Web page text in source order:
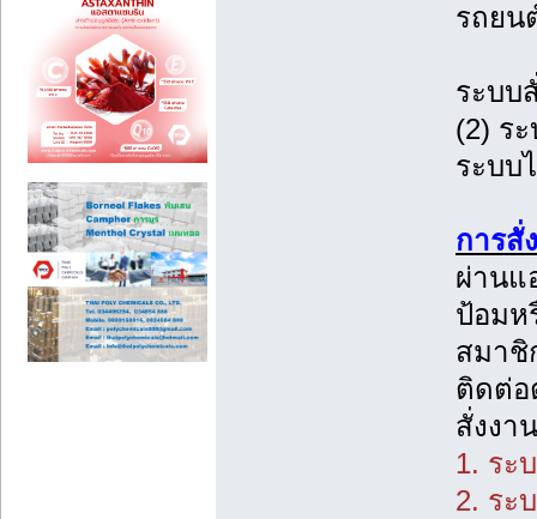
รถยน
ระบบ
(2) ร
ระบบ
การสั่
ผ่านแ
ป้อมห
สมาชิ
ติดต่อ
สั่งงา
1. ระ
2. ระ